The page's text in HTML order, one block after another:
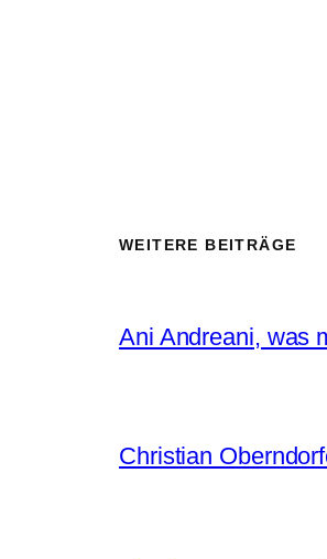
WEITERE BEITRÄGE
Ani Andreani, was
Christian